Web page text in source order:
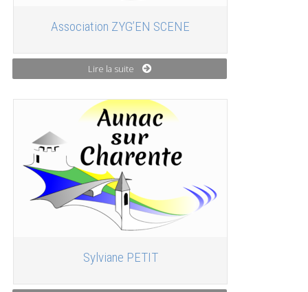
Association ZYG’EN SCENE
Lire la suite
Sylviane PETIT